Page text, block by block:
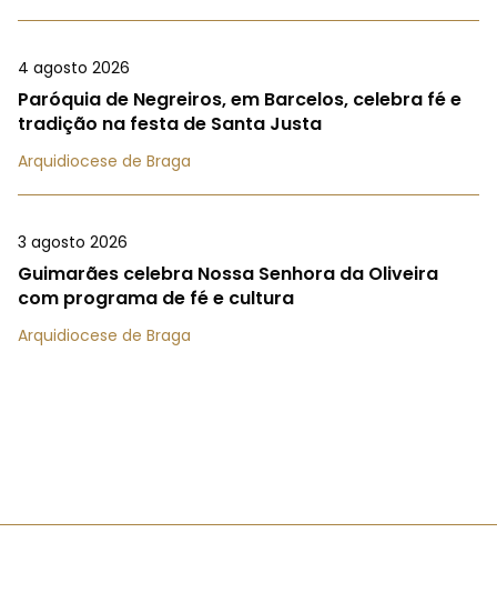
4 agosto 2026
Paróquia de Negreiros, em Barcelos, celebra fé e
tradição na festa de Santa Justa
Arquidiocese de Braga
3 agosto 2026
Guimarães celebra Nossa Senhora da Oliveira
com programa de fé e cultura
Arquidiocese de Braga